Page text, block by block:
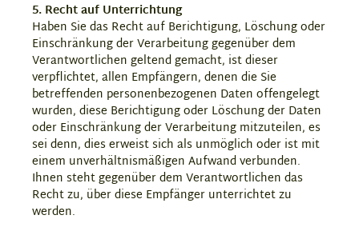
5. Recht auf Unterrichtung
Haben Sie das Recht auf Berichtigung, Löschung oder
Einschränkung der Verarbeitung gegenüber dem
Verantwortlichen geltend gemacht, ist dieser
verpflichtet, allen Empfängern, denen die Sie
betreffenden personenbezogenen Daten offengelegt
wurden, diese Berichtigung oder Löschung der Daten
oder Einschränkung der Verarbeitung mitzuteilen, es
sei denn, dies erweist sich als unmöglich oder ist mit
einem unverhältnismäßigen Aufwand verbunden.
Ihnen steht gegenüber dem Verantwortlichen das
Recht zu, über diese Empfänger unterrichtet zu
werden.